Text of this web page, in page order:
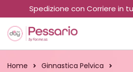
Spedizione con Corriere in
Home
Ginnastica Pelvica